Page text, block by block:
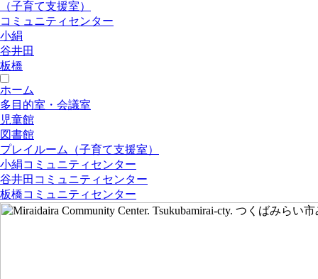
（子育て支援室）
コミュニティセンター
小絹
谷井田
板橋
ホーム
多目的室・会議室
児童館
図書館
プレイルーム（子育て支援室）
小絹コミュニティセンター
谷井田コミュニティセンター
板橋コミュニティセンター